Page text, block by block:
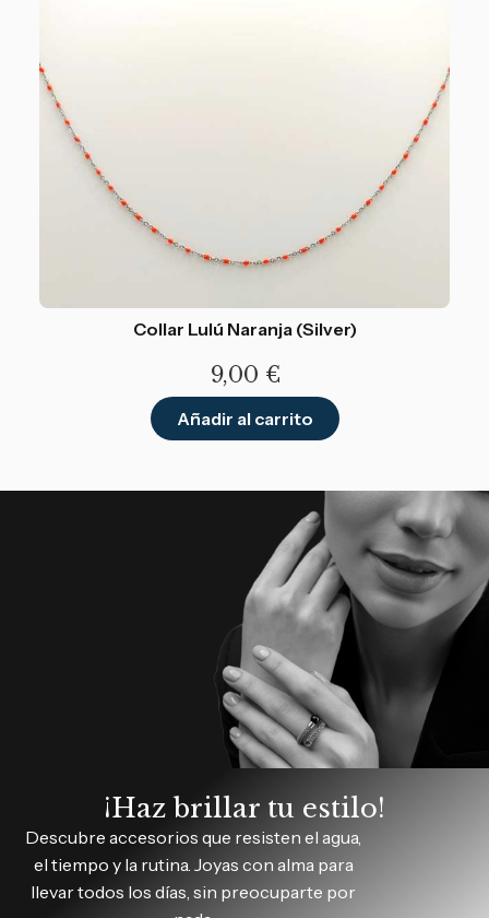
Collar Lulú Naranja (Silver)
9,00 €
Añadir al carrito
¡Haz brillar tu estilo!
Descubre accesorios que resisten el agua,
el tiempo y la rutina. Joyas con alma para
llevar todos los días, sin preocuparte por